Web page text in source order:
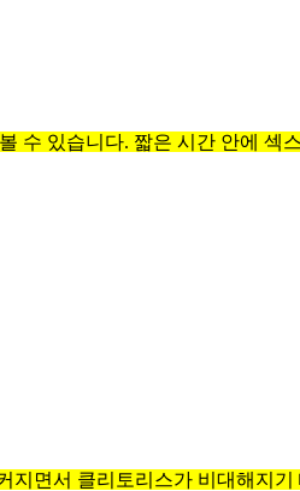
수 있습니다. 짧은 시간 안에
면서 클리토리스가 비대해지